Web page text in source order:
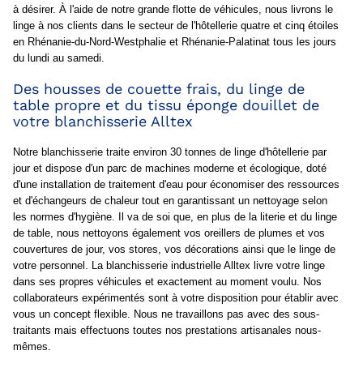
à désirer. À l'aide de notre grande flotte de véhicules, nous livrons le
linge à nos clients dans le secteur de l'hôtellerie quatre et cinq étoiles
en Rhénanie-du-Nord-Westphalie et Rhénanie-Palatinat tous les jours
du lundi au samedi.
Des housses de couette frais, du linge de
table propre et du tissu éponge douillet de
votre blanchisserie Alltex
Notre blanchisserie traite environ 30 tonnes de linge d'hôtellerie par
jour et dispose d'un parc de machines moderne et écologique, doté
d'une installation de traitement d'eau pour économiser des ressources
et d'échangeurs de chaleur tout en garantissant un nettoyage selon
les normes d'hygiène. Il va de soi que, en plus de la literie et du linge
de table, nous nettoyons également vos oreillers de plumes et vos
couvertures de jour, vos stores, vos décorations ainsi que le linge de
votre personnel. La blanchisserie industrielle Alltex livre votre linge
dans ses propres véhicules et exactement au moment voulu. Nos
collaborateurs expérimentés sont à votre disposition pour établir avec
vous un concept flexible. Nous ne travaillons pas avec des sous-
traitants mais effectuons toutes nos prestations artisanales nous-
mêmes.